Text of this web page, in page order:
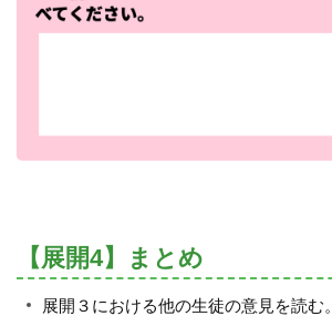
【展開4】まとめ
展開３における他の生徒の意見を読む。